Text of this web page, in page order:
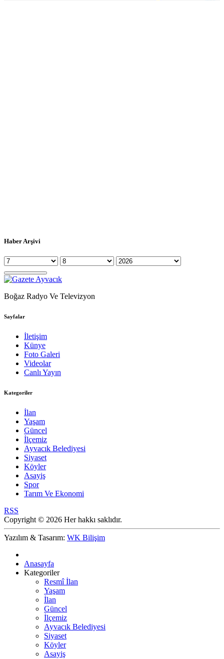
Haber Arşivi
Boğaz Radyo Ve Televizyon
Sayfalar
İletişim
Künye
Foto Galeri
Videolar
Canlı Yayın
Kategoriler
İlan
Yaşam
Güncel
İlçemiz
Ayvacık Belediyesi
Siyaset
Köyler
Asayiş
Spor
Tarım Ve Ekonomi
RSS
Copyright © 2026 Her hakkı saklıdır.
Yazılım & Tasarım: WK Bilişim
Anasayfa
Kategoriler
Resmî İlan
Yaşam
İlan
Güncel
İlçemiz
Ayvacık Belediyesi
Siyaset
Köyler
Asayiş